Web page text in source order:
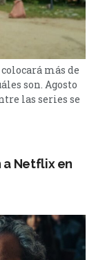
más de
son. Agosto
las series se
de
mentiras. Como
a Netflix en